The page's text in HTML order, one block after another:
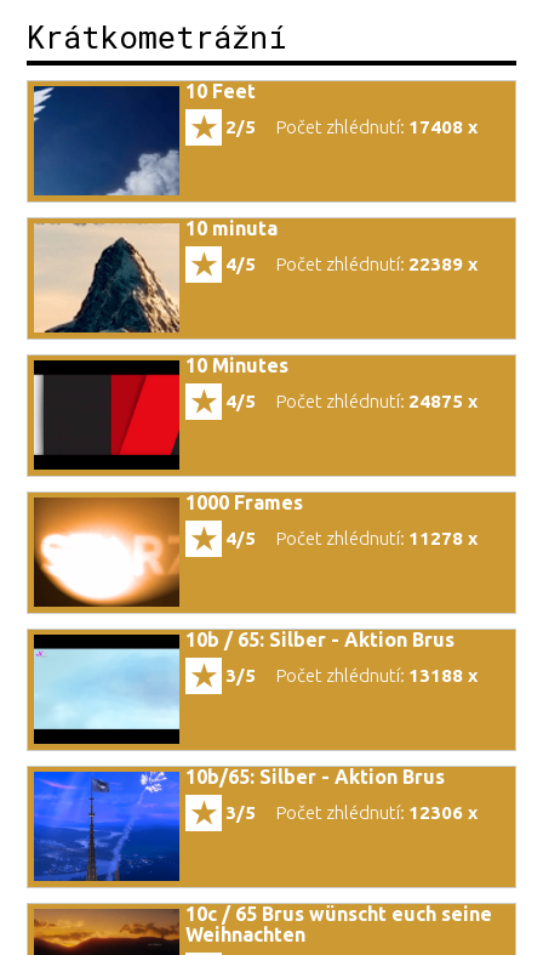
Krátkometrážní
10 Feet
2/5 Počet zhlédnutí: 17408 x
10 minuta
4/5 Počet zhlédnutí: 22389 x
10 Minutes
4/5 Počet zhlédnutí: 24875 x
1000 Frames
4/5 Počet zhlédnutí: 11278 x
10b / 65: Silber - Aktion Brus
3/5 Počet zhlédnutí: 13188 x
10b/65: Silber - Aktion Brus
3/5 Počet zhlédnutí: 12306 x
10c / 65 Brus wünscht euch seine
Weihnachten